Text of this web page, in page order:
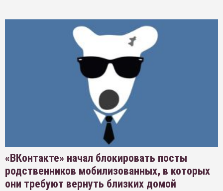
«ВКонтакте» начал блокировать посты
родственников мобилизованных, в которых
они требуют вернуть близких домой